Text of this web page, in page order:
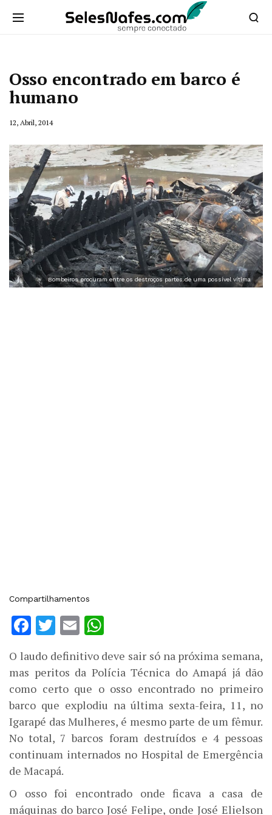
Osso encontrado em barco é
humano
12, Abril, 2014
Bombeiros procuram entre os destroços partes de uma possível vítima
Compartilhamentos
Facebook
Twitter
Email
O laudo definitivo deve sair só na próxima semana,
mas peritos da Polícia Técnica do Amapá já dão
como certo que o osso encontrado no primeiro
barco que explodiu na última sexta-feira, 11, no
Igarapé das Mulheres, é mesmo parte de um fêmur.
No total, 7 barcos foram destruídos e 4 pessoas
continuam internados no Hospital de Emergência
de Macapá.
O osso foi encontrado onde ficava a casa de
máquinas do barco José Felipe, onde José Elielson